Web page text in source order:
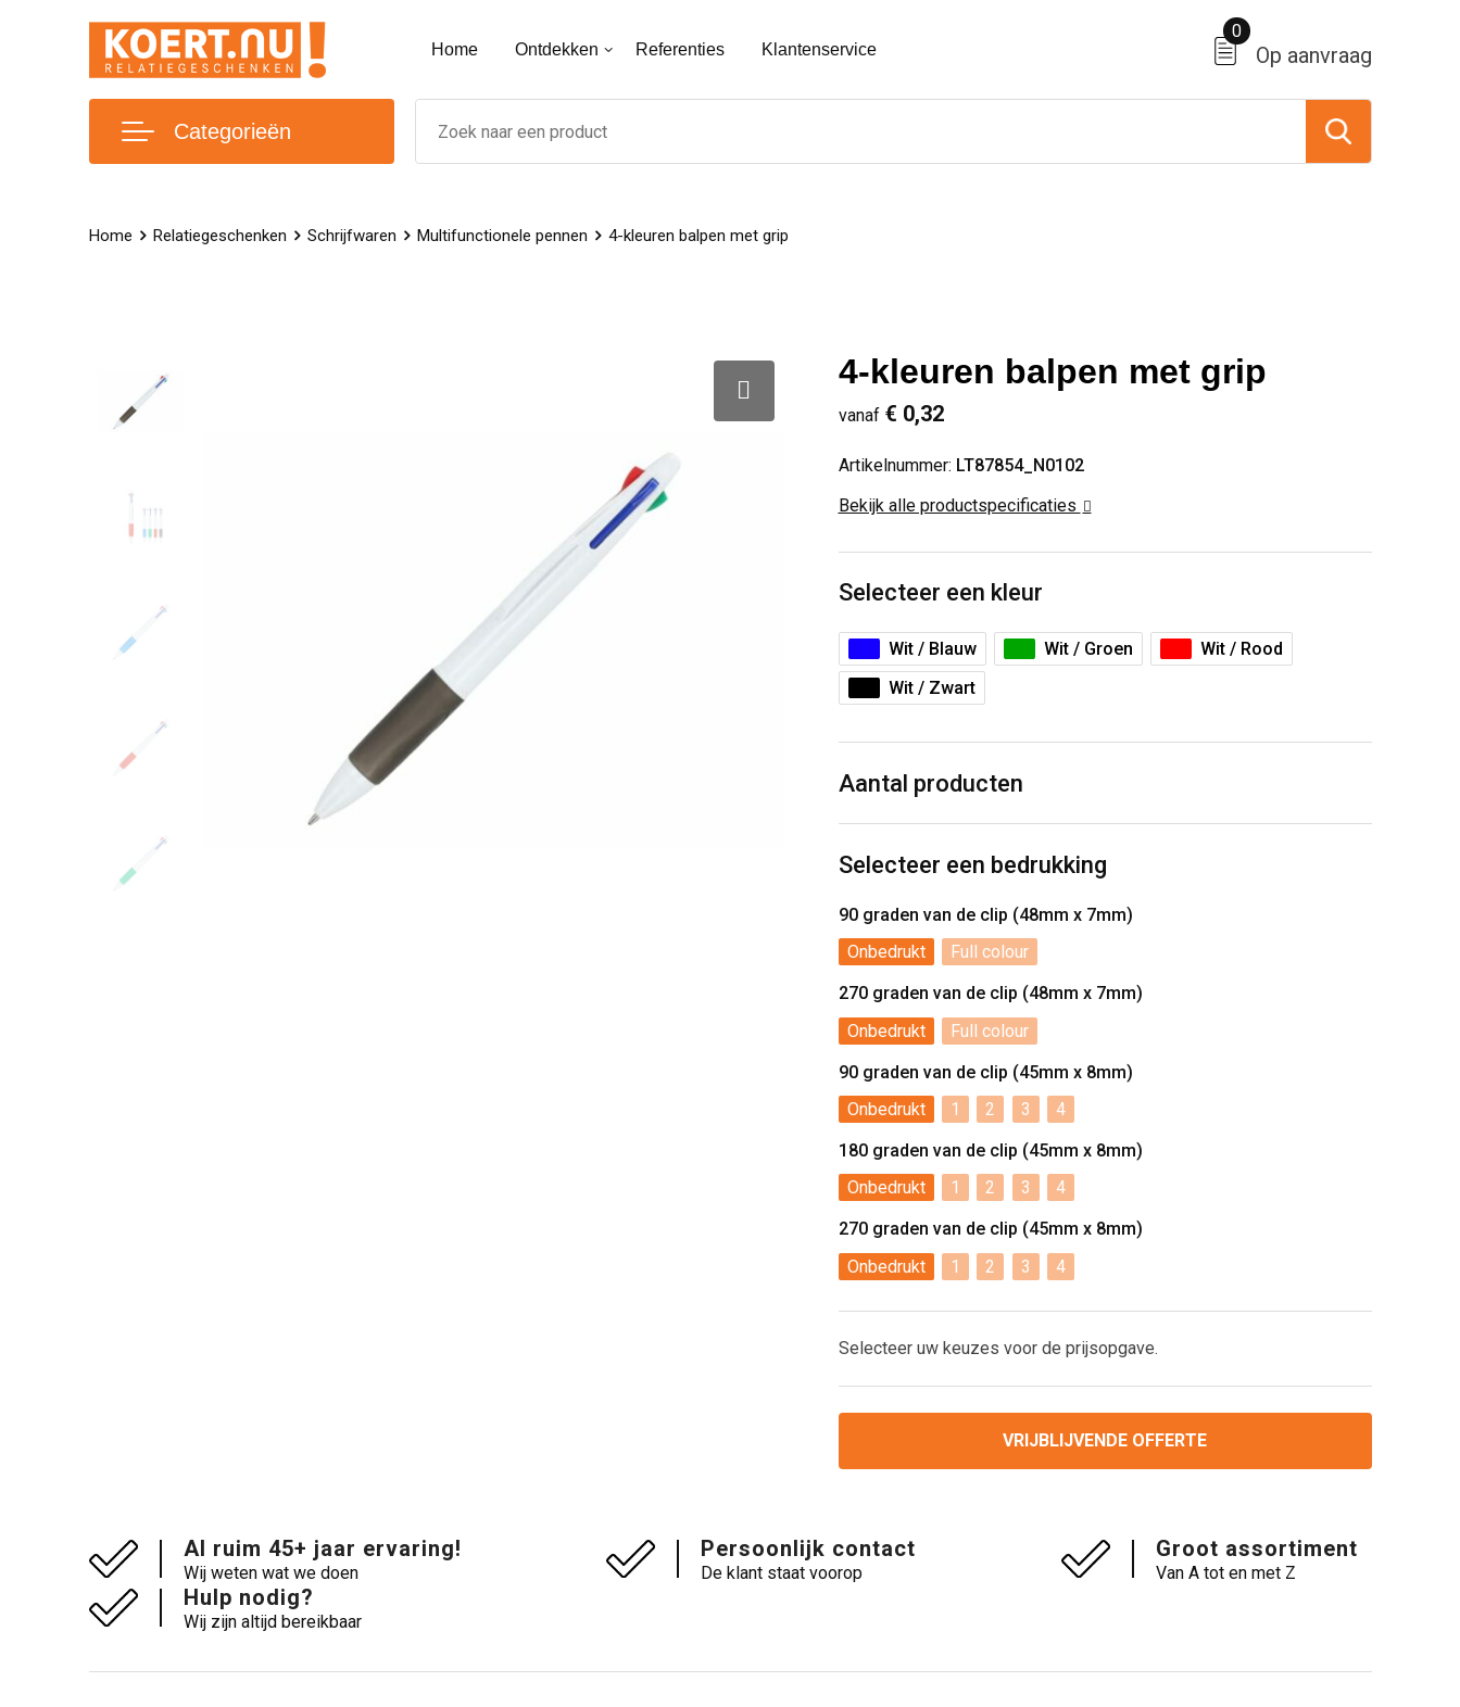
Home Ontdekken Referenties Klantenservice Op aanvraag
0
Categorieën
Home Relatiegeschenken Schrijfwaren Multifunctionele pennen 4-kleuren balpen met grip
4-kleuren balpen met grip
vanaf € 0,32
Artikelnummer: LT87854_N0102
Bekijk alle productspecificaties
Selecteer een kleur
Wit / Blauw Wit / Groen
Wit / Rood
Wit / Zwart
Aantal producten
Selecteer een bedrukking
90 graden van de clip (48mm x 7mm)
Onbedrukt
Full colour
270 graden van de clip (48mm x 7mm)
Onbedrukt
Full colour
90 graden van de clip (45mm x 8mm)
Onbedrukt
1 2 3
4
180 graden van de clip (45mm x 8mm)
Onbedrukt
1 2 3
4
270 graden van de clip (45mm x 8mm)
Onbedrukt
1 2 3 4
Selecteer uw keuzes voor de prijsopgave.
VRIJBLIJVENDE OFFERTE
Al ruim 45+ jaar ervaring!
Wij weten wat we doen
Persoonlijk contact
De klant staat voorop
Groot assortiment
Van A tot en met Z
Hulp nodig?
Wij zijn altijd bereikbaar